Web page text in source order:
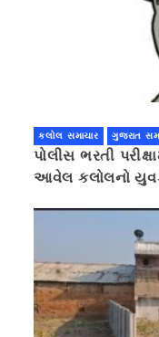
કલોલ સમાચાર ગુજરાત
પોલીસ ભરતી
આવેલ કલોલનો